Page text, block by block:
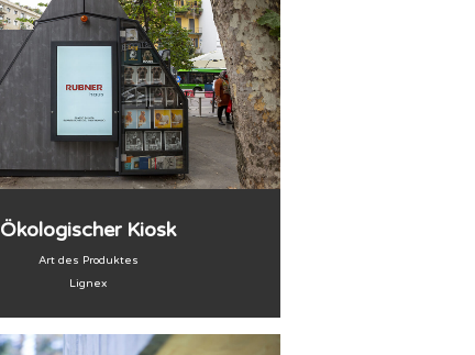
Ökologischer Kiosk
Art des Produktes
Lignex